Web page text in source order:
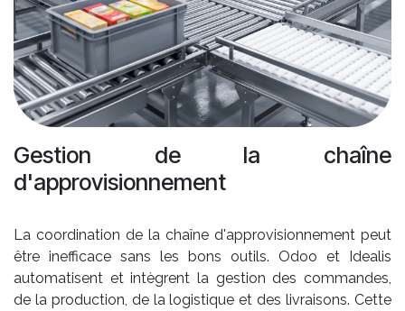
Gestion de la chaîne
d'approvisionnement
La coordination de la chaîne d'approvisionnement peut
être inefficace sans les bons outils. Odoo et Idealis
automatisent et intègrent la gestion des commandes,
de la production, de la logistique et des livraisons. Cette